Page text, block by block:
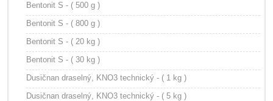
Bentonit S - ( 500 g )
Bentonit S - ( 800 g )
Bentonit S - ( 20 kg )
Bentonit S - ( 30 kg )
Dusičnan draselný, KNO3 technický - ( 1 kg )
Dusičnan draselný, KNO3 technický - ( 5 kg )